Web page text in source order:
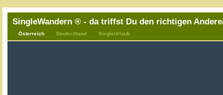
SingleWandern ® - da triffst Du den richtigen
Österreich Deutschland SingleUrlaub